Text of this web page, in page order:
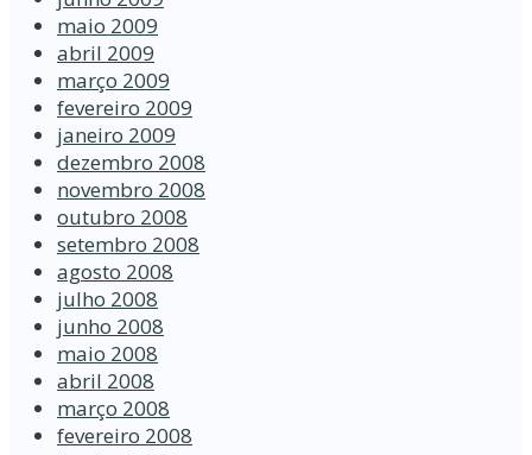
maio 2009
abril 2009
março 2009
fevereiro 2009
janeiro 2009
dezembro 2008
novembro 2008
outubro 2008
setembro 2008
agosto 2008
julho 2008
junho 2008
maio 2008
abril 2008
março 2008
fevereiro 2008